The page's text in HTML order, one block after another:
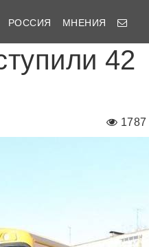
РОССИЯ МНЕНИЯ
42
1787